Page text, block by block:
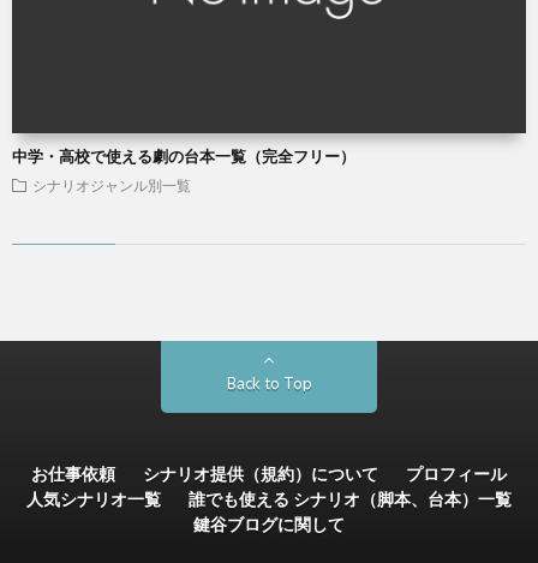
中学・高校で使える劇の台本一覧（完全フリー）
シナリオジャンル別一覧
Back to Top
お仕事依頼 シナリオ提供（規約）について
プロフィール
人気シナリオ一覧
誰でも使える シナリオ（脚本、台本）一覧
鍵谷ブログに関して